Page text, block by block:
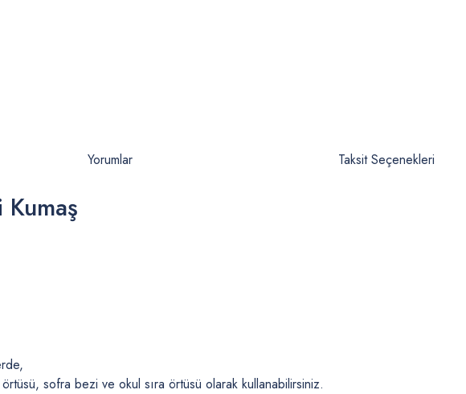
Yorumlar Taksit Seçenekleri
sofra bezi ve okul sıra örtüsü olarak kullanabilirsiniz.